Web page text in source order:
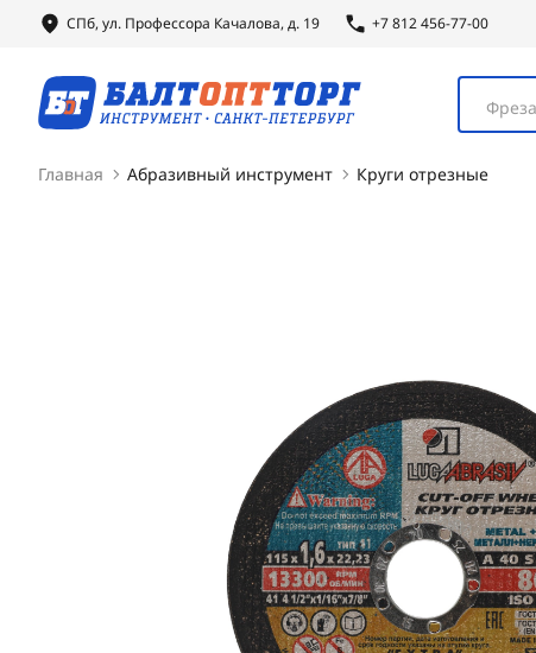
СПб, ул. Профессора Качалова, д. 19 +7 812 456-77-00
Главная Абразивный инструмент Круги отрезные